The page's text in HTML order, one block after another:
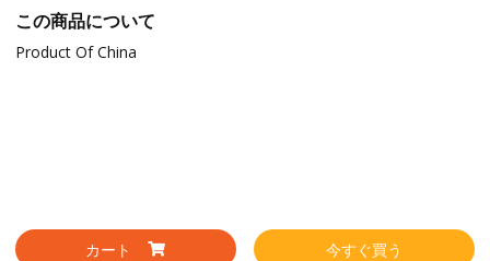
この商品について
Product Of China
カート 今すぐ買う